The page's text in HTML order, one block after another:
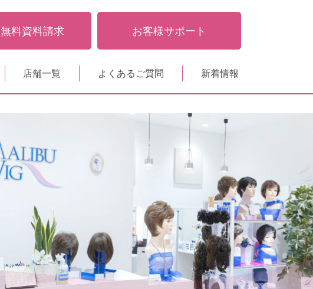
無料資料請求 お客様サポート
店舗一覧 よくあるご質問 新着情報